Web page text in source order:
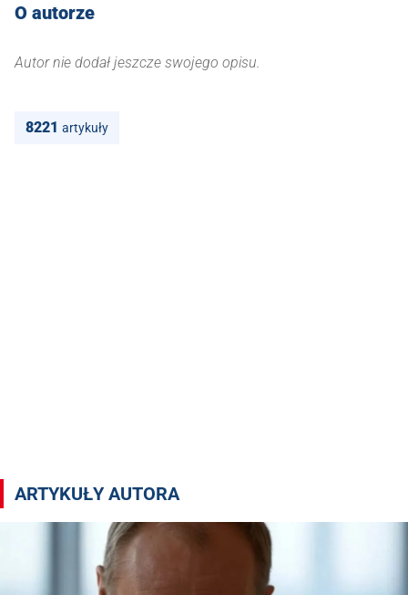
O autorze
Autor nie dodał jeszcze swojego opisu.
8221 artykuły
Artykuły autora mż
ARTYKUŁY AUTORA